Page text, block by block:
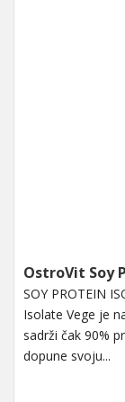
OstroVit Soy
SOY PROTEIN
Isolate Vege je
sadrži čak 90%
dopune svoju...